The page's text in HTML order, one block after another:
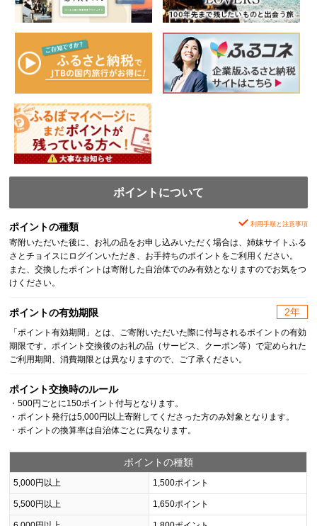
ポイントについて
ポイントの種類 利用手順と注意事項
寄附いただいた後に、お礼の品をお申し込みいただく場合は、姉妹サイトふる
さとチョイスにログインいただき、お手持ちのポイントをご利用ください。
また、交換したポイントは寄附した自治体でのみ有効となりますのでお気をつ
けください。
ポイントの有効期限 2年
「ポイント有効期間」とは、ご寄附いただいた際に付与されるポイントの有効
期限です。ポイント交換後のお礼の品（サービス、クーポン等）で定められた
ご利用期間、消費期限とは異なりますので、ご了承ください。
ポイント交換時のルール
・500円ごとに150ポイント付与となります。
・ポイント発行は5,000円以上寄附してくださった方のみ対象となります。
・ポイントの換算率は自治体ごとに異なります。
ポイントの種類
5,000円以上 1,500ポイント
5,500円以上 1,650ポイント